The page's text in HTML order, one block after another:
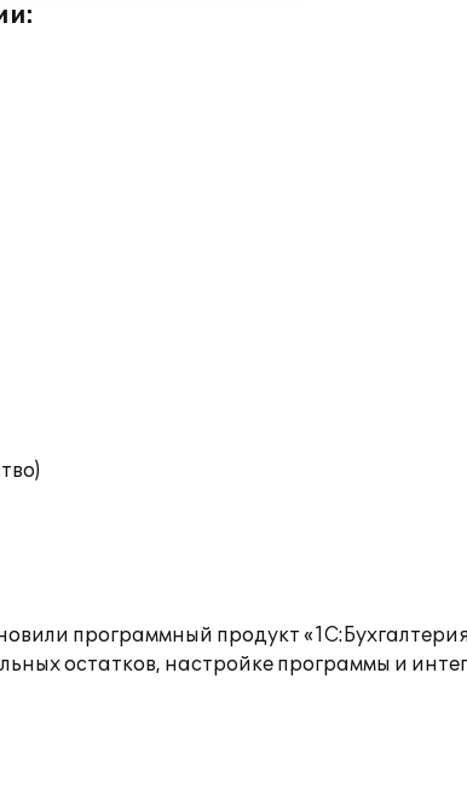
программный продукт
остатков, настройке программы и